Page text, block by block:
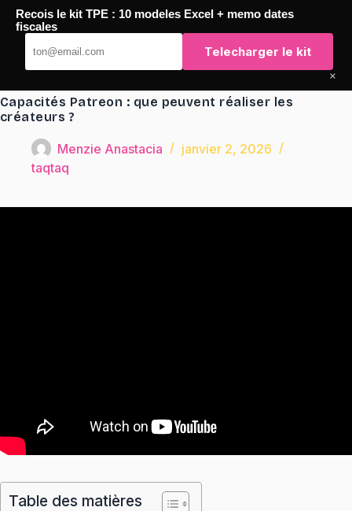
Passer
contenu
TaqTaq
Capacités Patreon : que peuvent réaliser les
créateurs ?
Menzie Anastacia
janvier 2, 2026
taqtaq
Table des matières
Recois le kit TPE : 10 modeles Excel + memo dates
fiscales
Telecharger le kit
×